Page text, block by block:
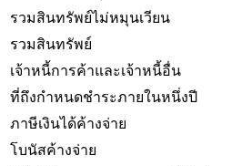
รวมสินทรัพย์ไม่หมุนเวียน
รวมสินทรัพย์
เจ้าหนี้การค้าและเจ้าหนี้อื่น
ที่ถึงกำหนดชำระภายในหนึ่งปี
ภาษีเงินได้ค้างจ่าย
โบนัสค้างจ่าย